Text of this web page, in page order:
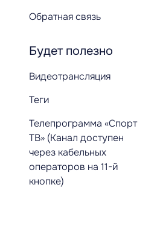
Обратная связь
Будет полезно
Видеотрансляция
Теги
Телепрограмма «Спорт
ТВ» (Канал доступен
через кабельных
операторов на 11-й
кнопке)